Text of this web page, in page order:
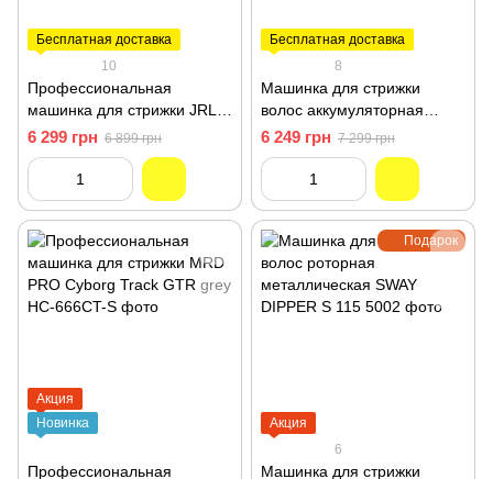
Бесплатная доставка
10
Профессиональная
машинка для стрижки JRL
FreshFade Gold золотая
FF2020C-G JRL-2020C-G
6 299 грн 6 899 грн
Бесплатная доставка
8
Машинка для стрижки
волос аккумуляторная
роторная Wahl Magic Clip
Cordless 5v 5 star
беспроводная 08148-2316
6 249 грн 7 299 грн
Акция
Новинка
Профессиональная
Подарок
Акция
6
Машинка для стрижки